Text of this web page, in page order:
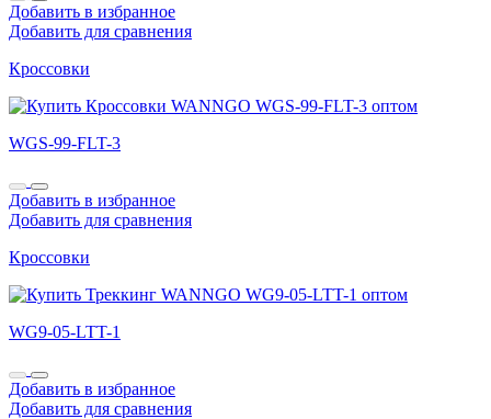
Добавить в избранное
Добавить для сравнения
Кроссовки
WGS-99-FLT-3
Добавить в избранное
Добавить для сравнения
Кроссовки
WG9-05-LTT-1
Добавить в избранное
Добавить для сравнения